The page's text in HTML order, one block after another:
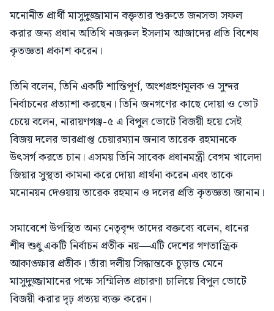
মনোনীত প্রার্থী মাসুদুজ্জামান বক্তৃতার শুরুতে জনসভা সফল
করার জন্য প্রধান অতিথি নজরুল ইসলাম আজাদের প্রতি বিশেষ
কৃতজ্ঞতা প্রকাশ করেন।
তিনি বলেন, তিনি একটি শান্তিপূর্ণ, অংশগ্রহণমূলক ও সুন্দর
নির্বাচনের প্রত্যাশা করছেন। তিনি জনগণের কাছে দোয়া ও ভোট
চেয়ে বলেন, নারায়ণগঞ্জ-৫ এ বিপুল ভোটে বিজয়ী হয়ে সেই
বিজয় দলের ভারপ্রাপ্ত চেয়ারম্যান জনাব তারেক রহমানকে
উৎসর্গ করতে চান। এসময় তিনি সাবেক প্রধানমন্ত্রী বেগম খালেদা
জিয়ার সুস্থতা কামনা করে দোয়া প্রার্থনা করেন এবং তাকে
মনোনয়ন দেওয়ায় তারেক রহমান ও দলের প্রতি কৃতজ্ঞতা জানান।
সমাবেশে উপস্থিত অন্য নেতৃবৃন্দ তাদের বক্তব্যে বলেন, ধানের
শীষ শুধু একটি নির্বাচন প্রতীক নয়—এটি দেশের গণতান্ত্রিক
আকাঙ্ক্ষার প্রতীক। তাঁরা দলীয় সিদ্ধান্তকে চূড়ান্ত মেনে
মাসুদুজ্জামানের পক্ষে সম্মিলিত প্রচারণা চালিয়ে বিপুল ভোটে
বিজয়ী করার দৃঢ় প্রত্যয় ব্যক্ত করেন।